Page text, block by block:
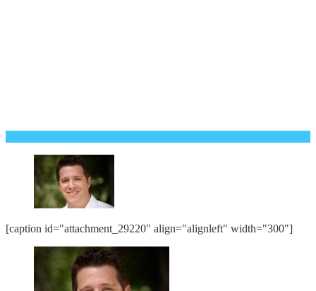
[caption id="attachment_29220" align="alignleft" width="300"]